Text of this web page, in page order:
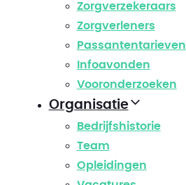
Zorgverzekeraars
Zorgverleners
Passantentarieven
Infoavonden
Vooronderzoeken
Organisatie
Bedrijfshistorie
Team
Opleidingen